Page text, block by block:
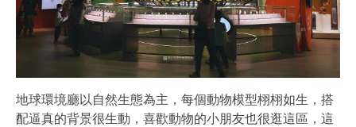
地球環境廳以自然生態為主，每個動物模型栩栩如生，搭
配逼真的背景很生動，喜歡動物的小朋友也很逛這區，這